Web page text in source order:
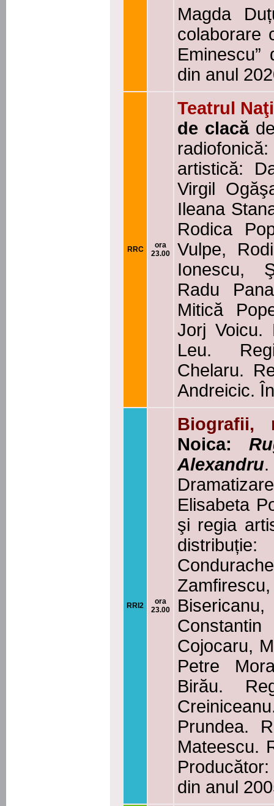
Magda
colaborare
din anul
RRC
ora
23.00
Teatrul
de clacă
artistică:
Virgil
Ileana
Rodica
Vulpe,
Ionescu,
Radu
Mitică
Jorj Voicu.
Leu.
Chelaru.
Andreicic.
RRI2
ora
23.00
Biografii,
Noica:
Alexandru
Elisabeta
şi regia
Cojocaru,
Petre
Birău.
Prundea.
Mateescu.
din anul